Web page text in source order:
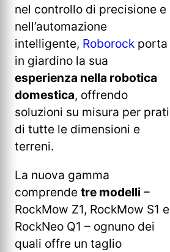
nel controllo di precisione e
nell’automazione
intelligente, Roborock porta
in giardino la sua
esperienza nella robotica
domestica, offrendo
soluzioni su misura per prati
di tutte le dimensioni e
terreni.
La nuova gamma
comprende tre modelli –
RockMow Z1, RockMow S1 e
RockNeo Q1 – ognuno dei
quali offre un taglio